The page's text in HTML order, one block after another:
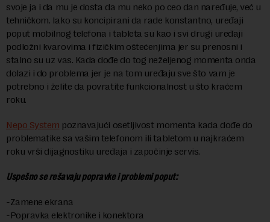
svoje ja i da mu je dosta da mu neko po ceo dan naređuje, već u
tehničkom. Iako su koncipirani da rade konstantno, uređaji
poput mobilnog telefona i tableta su kao i svi drugi uređaji
podložni kvarovima i fizičkim oštećenjima jer su prenosni i
stalno su uz vas. Kada dođe do tog neželjenog momenta onda
dolazi i do problema jer je na tom uređaju sve što vam je
potrebno i želite da povratite funkcionalnost u što kraćem
roku.
Nepo System poznavajući osetljivost momenta kada dođe do
problematike sa vašim telefonom ili tabletom u najkraćem
roku vrši dijagnostiku uređaja i započinje servis.
Uspešno se rešavaju popravke i problemi poput:
-Zamene ekrana
-Popravka elektronike i konektora